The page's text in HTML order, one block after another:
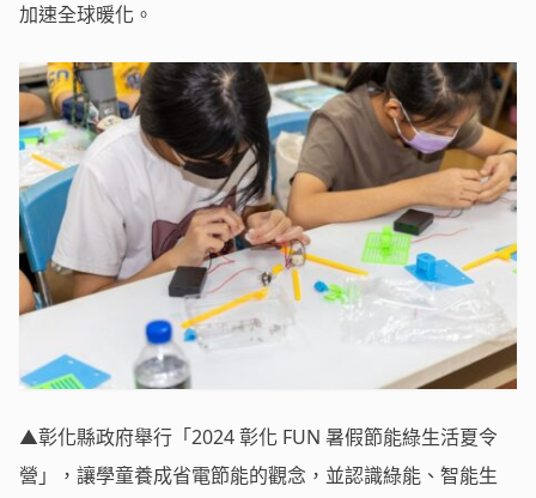
加速全球暖化。
▲彰化縣政府舉行「2024 彰化 FUN 暑假節能綠生活夏令
營」，讓學童養成省電節能的觀念，並認識綠能、智能生